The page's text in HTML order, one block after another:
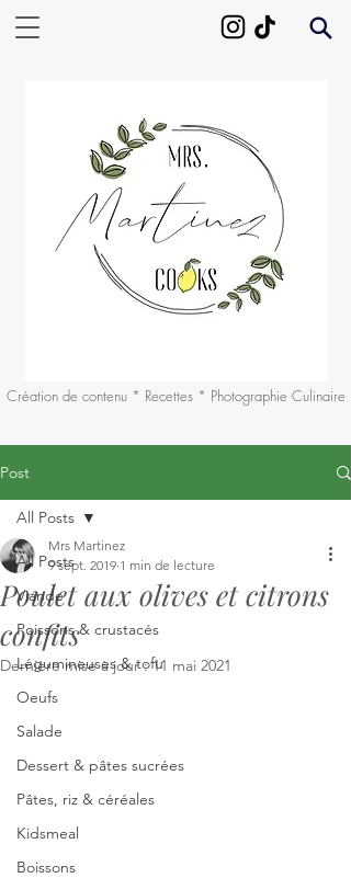
Création de contenu * Recettes * Photographie Culinaire
Post
All Posts
Viande
Poissons & crustacés
Légumineuses & tofu
Oeufs
Salade
Dessert & pâtes sucrées
Pâtes, riz & céréales
Kidsmeal
Boissons
All Posts
Poulet aux olives et citrons
confits
Mrs Martinez
9 sept. 2019 1 min de lecture
Dernière mise à jour :11 mai 2021